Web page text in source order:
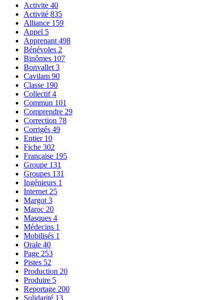
Activite 40
Activité 835
Alliance 159
Appel 5
Apprenant 498
Bénévoles 2
Binômes 107
Bonvallet 3
Cavilam 90
Classe 190
Collectif4
Commun 101
Comprendre 29
Correction 78
Corrigés 49
Entier 10
Fiche 302
Française 195
Groupe 131
Groupes 131
Ingénieurs 1
Internet 25
Margot 3
Maroc 20
Masques 4
Médecins 1
Mobilisés 1
Orale 40
Page 253
Pistes 52
Production 20
Produire 5
Reportage 200
Solidarité 13